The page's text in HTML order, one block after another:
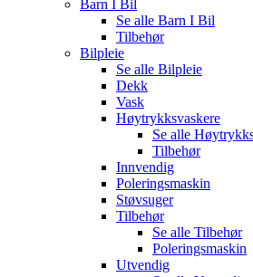
Barn I Bil
Se alle Barn I Bil
Tilbehør
Bilpleie
Se alle Bilpleie
Dekk
Vask
Høytrykksvaskere
Se alle
Tilbehør
Innvendig
Poleringsmaskin
Støvsuger
Tilbehør
Se alle Tilbehør
Poleringsmaskin
Utvendig